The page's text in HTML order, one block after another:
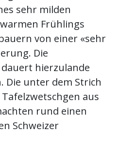
sehr milden
Frühlings
von einer «sehr
Die
hierzulande
Die unter dem Strich
aus
rund einen
Schweizer